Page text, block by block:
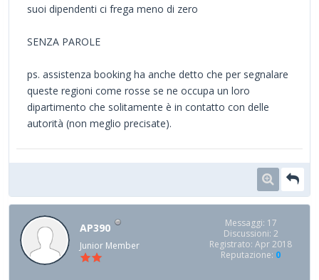
suoi dipendenti ci frega meno di zero
SENZA PAROLE
ps. assistenza booking ha anche detto che per segnalare
queste regioni come rosse se ne occupa un loro
dipartimento che solitamente è in contatto con delle
autorità (non meglio precisate).
AP390
Junior Member
Messaggi: 17
Discussioni: 2
Registrato: Apr 2018
Reputazione: 0